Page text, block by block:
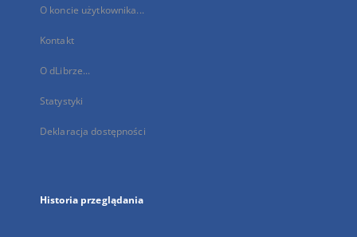
O koncie użytkownika...
Kontakt
O dLibrze...
Statystyki
Deklaracja dostępności
Historia przeglądania